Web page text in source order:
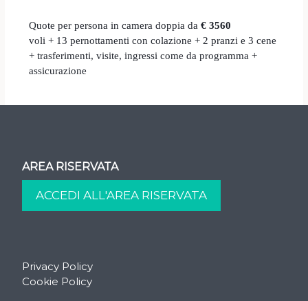
Quote per persona in camera doppia da € 3560
voli + 13 pernottamenti con colazione + 2 pranzi e 3 cene
+ trasferimenti, visite, ingressi come da programma +
assicurazione
AREA RISERVATA
Privacy Policy
Cookie Policy